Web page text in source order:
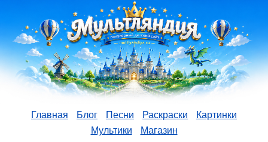
Главная Блог Песни Раскраски
Картинки
Мультики
Магазин